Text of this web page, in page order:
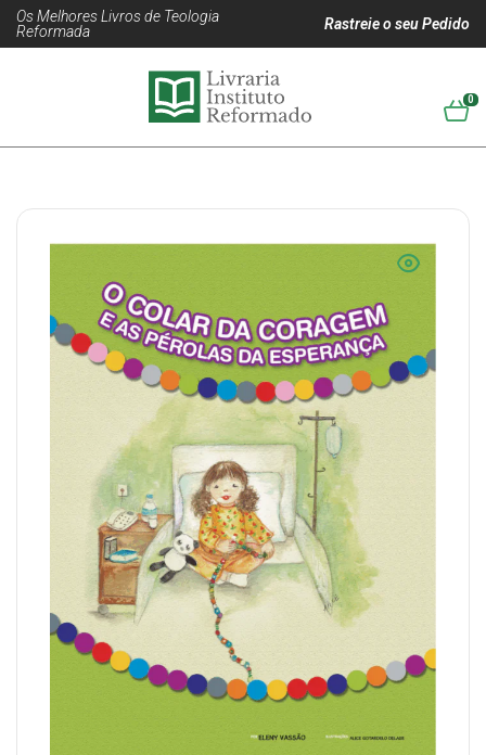
Os Melhores Livros de Teologia
Reformada
Rastreie o seu Pedido
0